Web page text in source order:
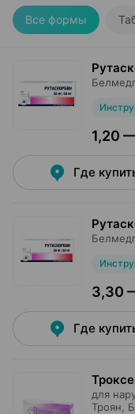
Все формы
1,20
Где
3,30
Где
для
Троян ,